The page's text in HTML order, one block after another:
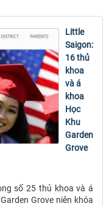
Little
Saigon:
16 thủ
khoa
và á
khoa
Học
Khu
Garden
Grove
số 25 thủ khoa và á
Grove niên khóa